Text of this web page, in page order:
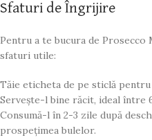
Sfaturi de Îngrijire
Pentru a te bucura de Prosecco
sfaturi utile:
Tăie eticheta de pe sticlă
Servește-l bine răcit, ideal între
Consumă-l în 2-3 zile după
prospețimea bulelor.